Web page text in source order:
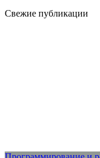
Свежие публикации